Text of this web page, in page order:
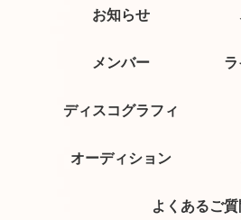
お知らせ
メンバー
ディスコグラフィ
オーディション
よくあるご